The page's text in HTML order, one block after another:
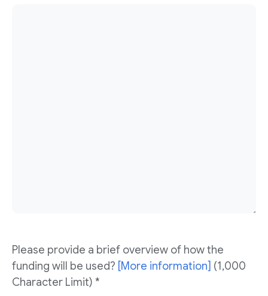
Please provide a brief overview of how the
funding will be used? [More information] (1,000
Character Limit) *